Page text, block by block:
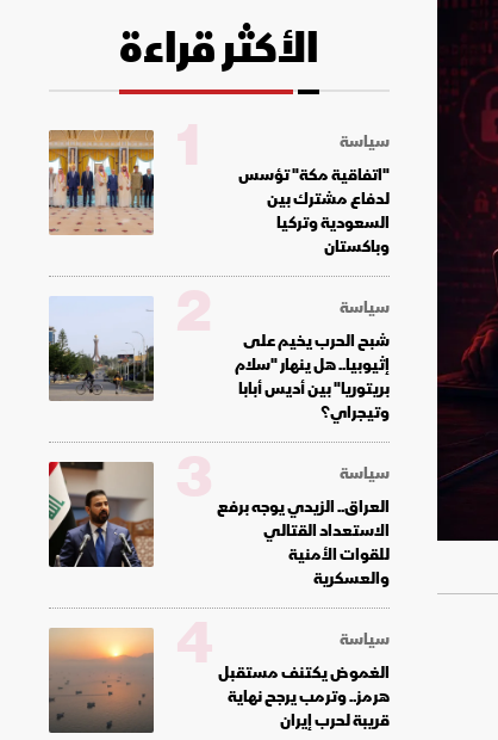
الأكثر قراءة
سياسة
"اتفاقية مكة" تؤسس
لدفاع مشترك بين
السعودية وتركيا
وباكستان
1
سياسة
شبح الحرب يخيم على
إثيوبيا.. هل ينهار "سلام
بريتوريا" بين أديس أبابا
وتيجراي؟
2
سياسة
العراق.. الزيدي يوجه برفع
الاستعداد القتالي
للقوات الأمنية
والعسكرية
3
سياسة
الغموض يكتنف مستقبل
هرمز.. وترمب يرجح نهاية
قريبة لحرب إيران
4